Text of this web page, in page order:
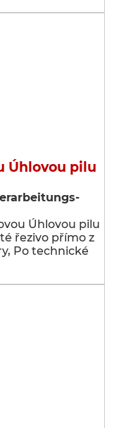
Úhlovou pilu
Úhlovou pilu
řezivo přímo z
Po technické